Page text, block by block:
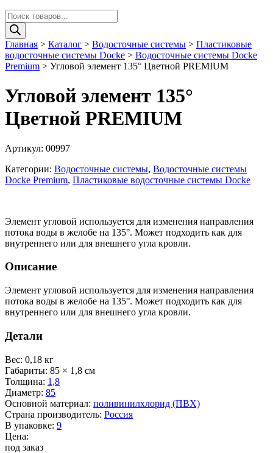
Поиск
товаров
Главная > Каталог > Водосточные системы > Пластиковые
водосточные системы Docke > Водосточные системы Docke
Premium > Угловой элемент 135° Цветной PREMIUM
Угловой элемент 135°
Цветной PREMIUM
Артикул: 00997
Категории: Водосточные системы, Водосточные системы
Docke Premium, Пластиковые водосточные системы Docke
Элемент угловой используется для изменения направления
потока воды в желобе на 135°. Может подходить как для
внутреннего или для внешнего угла кровли.
Описание
Элемент угловой используется для изменения направления
потока воды в желобе на 135°. Может подходить как для
внутреннего или для внешнего угла кровли.
Детали
Вес: 0,18 кг
Габариты: 85 × 1,8 см
Толщина: 1,8
Диаметр: 85
Основной материал: поливинилхлорид (ПВХ)
Страна производитель: Россия
В упаковке: 9
Цена:
под заказ